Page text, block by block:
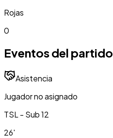
Rojas
0
Eventos del partido
Asistencia
Jugador no asignado
TSL - Sub 12
26'